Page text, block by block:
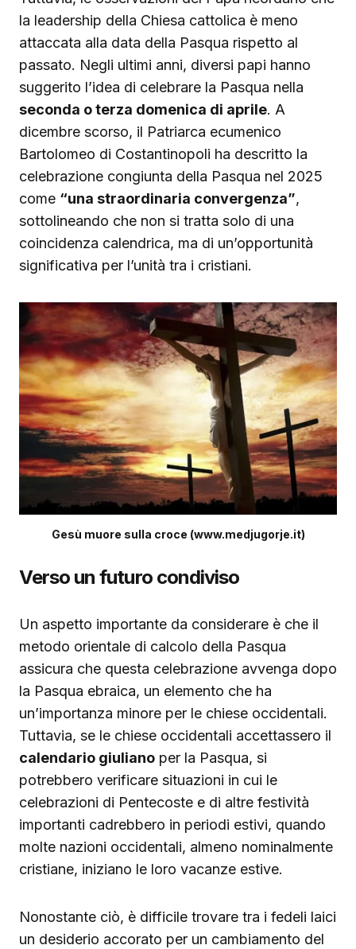
la leadership della Chiesa cattolica è meno
attaccata alla data della Pasqua rispetto al
passato. Negli ultimi anni, diversi papi hanno
suggerito l’idea di celebrare la Pasqua nella
seconda o terza domenica di aprile. A
dicembre scorso, il Patriarca ecumenico
Bartolomeo di Costantinopoli ha descritto la
celebrazione congiunta della Pasqua nel 2025
come “una straordinaria convergenza”,
sottolineando che non si tratta solo di una
coincidenza calendrica, ma di un’opportunità
significativa per l’unità tra i cristiani.
Gesù muore sulla croce (www.medjugorje.it)
Verso un futuro condiviso
Un aspetto importante da considerare è che il
metodo orientale di calcolo della Pasqua
assicura che questa celebrazione avvenga dopo
la Pasqua ebraica, un elemento che ha
un’importanza minore per le chiese occidentali.
Tuttavia, se le chiese occidentali accettassero il
calendario giuliano per la Pasqua, si
potrebbero verificare situazioni in cui le
celebrazioni di Pentecoste e di altre festività
importanti cadrebbero in periodi estivi, quando
molte nazioni occidentali, almeno nominalmente
cristiane, iniziano le loro vacanze estive.
Nonostante ciò, è difficile trovare tra i fedeli laici
un desiderio accorato per un cambiamento del